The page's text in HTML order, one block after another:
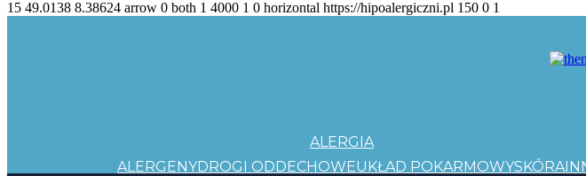
15 49.0138 8.38624 arrow 0 both 1 4000 1 0 horizontal https://hipoalergiczni.pl 150 0 1
ALERGIA
ALERGENYDROGI ODDECHOWEUKŁAD POKARMOWYSKÓRA